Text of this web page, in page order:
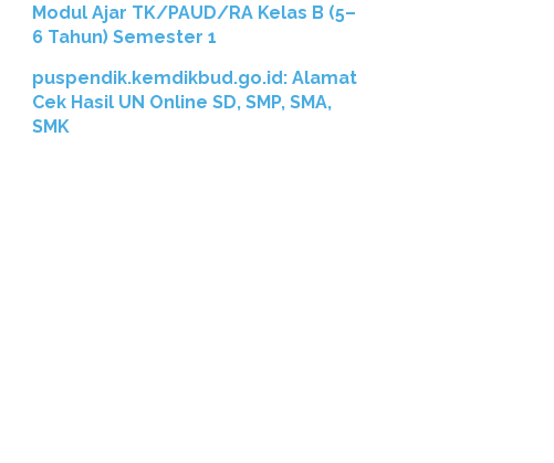
Modul Ajar TK/PAUD/RA Kelas B (5–
6 Tahun) Semester 1
puspendik.kemdikbud.go.id: Alamat
Cek Hasil UN Online SD, SMP, SMA,
SMK